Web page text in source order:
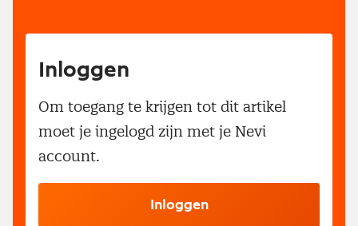
Inloggen
Om toegang te krijgen tot dit artikel
moet je ingelogd zijn met je Nevi
account.
Inloggen